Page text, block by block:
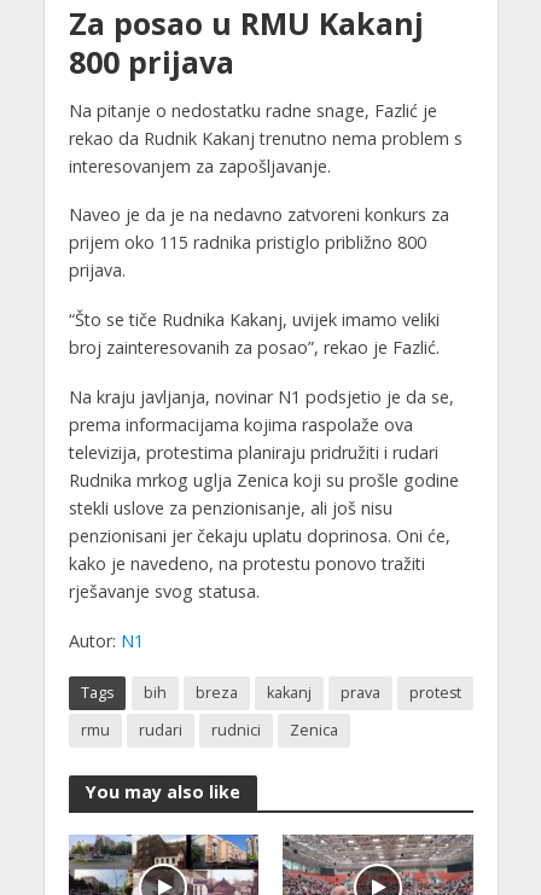
Za posao u RMU Kakanj
800 prijava
Na pitanje o nedostatku radne snage, Fazlić je
rekao da Rudnik Kakanj trenutno nema problem s
interesovanjem za zapošljavanje.
Naveo je da je na nedavno zatvoreni konkurs za
prijem oko 115 radnika pristiglo približno 800
prijava.
“Što se tiče Rudnika Kakanj, uvijek imamo veliki
broj zainteresovanih za posao”, rekao je Fazlić.
Na kraju javljanja, novinar N1 podsjetio je da se,
prema informacijama kojima raspolaže ova
televizija, protestima planiraju pridružiti i rudari
Rudnika mrkog uglja Zenica koji su prošle godine
stekli uslove za penzionisanje, ali još nisu
penzionisani jer čekaju uplatu doprinosa. Oni će,
kako je navedeno, na protestu ponovo tražiti
rješavanje svog statusa.
Autor: N1
Tags bih breza kakanj prava
protest
rmu
rudari rudnici Zenica
You may also like